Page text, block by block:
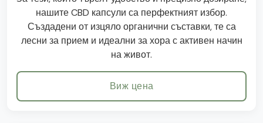
нашите CBD капсули са перфектният избор.
Създадени от изцяло органични съставки, те са
лесни за прием и идеални за хора с активен начин
на живот.
Виж цена